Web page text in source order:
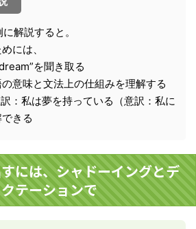
解説すると。
には、
を聞き取る
意味と文法上の仕組みを理解する
：私は夢を持っている（意訳：私に
きる
には、シャドーイングとデ
テーションで